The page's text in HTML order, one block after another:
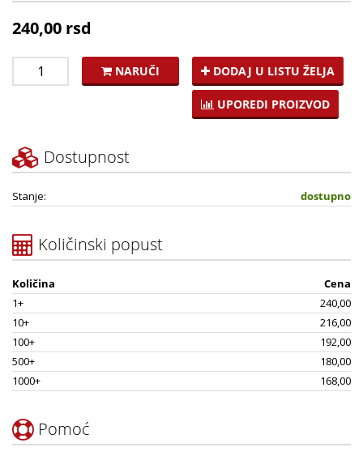
240,00 rsd
NARUČI DODAJ U LISTU ŽELJA
UPOREDI PROIZVOD
Dostupnost
Stanje: dostupno
Količinski popust
Količina
Cena
1+
240,00
10+
216,00
100+
192,00
500+
180,00
1000+
168,00
Pomoć